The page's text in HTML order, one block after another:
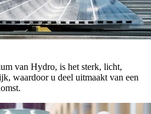
van Hydro, is het sterk, licht,
waardoor u deel uitmaakt van een